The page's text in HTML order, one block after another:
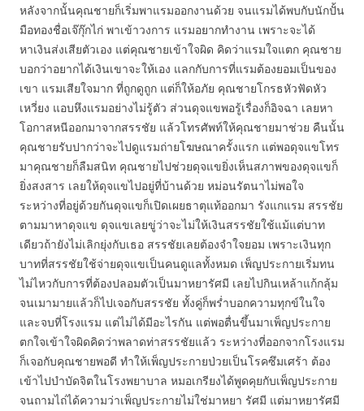
หลังจากนั้นคุณชายก็เริ่มพาแรมออกงานด้วย จนแรมได้พบกับนักปั้น
มือทองชื่อเจ๊กุ๊กไก่ พาเข้าวงการ แรมอยากทำงาน เพราะจะได้
หาเงินส่งเสียตัวเอง แต่คุณชายเข้าใจผิด คิดว่าแรมใจแตก คุณชาย
บอกว่าอยากได้เงินเขาจะให้เอง แลกกับการที่แรมต้องยอมเป็นของ
เขา แรมเสียใจมาก ที่ถูกดูถูก แต่ก็ให้อภัย คุณชายโกรธหัวฟัดหัว
เหวี่ยง แอบหึงแรมอย่างไม่รู้ตัว ส่วนดุจแขพอรู้เรื่องก็อิจฉา เลยหา
โอกาสหนีออกมาจากสรรชัย แล้วโทรศัพท์ให้คุณชายมาช่วย คืนนั้น
คุณชายรับปากว่าจะไปดูแรมถ่ายโฆษณาครั้งแรก แต่พอดุจแขโทร
มาคุณชายก็ลืมสนิท คุณชายไปช่วยดุจแขยิ่งเห็นสภาพของดุจแขก็
ยิ่งสงสาร เลยให้ดุจแขไปอยู่ที่บ้านด้วย หม่อนรัตนาไม่พอใจ
ระหว่างที่อยู่ด้วยกันดุจแขก็เปิดเผยธาตุแท้ออกมา รังแกแรม สรรชัย
ตามมาหาดุจแข ดุจแขเลยขู่ว่าจะไม่ให้เงินสรรชัยใช้แม้แต่บาท
เดียวถ้ายังไม่เลิกยุ่งกับเธอ สรรชัยเลยต้องจำใจยอม เพราะเงินทุก
บาทที่สรรชัยใช้จ่ายดุจแขเป็นคนดูแลทั้งหมด เพ็ญประกายเริ่มทน
ไม่ไหวกับการที่ต้องปลอมตัวเป็นมาหยารัศมี เลยไปกินเหล้าแก้กลุ้ม
จนเมามายแล้วก็ไปเจอกับสรรชัย ทั้งคู่ก็พร่ำบอกความทุกข์ในใจ
และจบที่โรงแรม แต่ไม่ได้มีอะไรกัน แต่พอตื่นขึ้นมาเพ็ญประกาย
ตกใจเข้าใจผิดคิดว่าพลาดท่าสรรชัยแล้ว ระหว่างที่ออกจากโรงแรม
ก็เจอกับคุณชายพอดี ทำให้เพ็ญประกายป่วยเป็นโรคซึมเศร้า ต้อง
เข้าไปบำบัดจิตในโรงพยาบาล หมอเกรียงได้พูดคุยกับเพ็ญประกาย
จนถามไถ่ได้ความว่าเพ็ญประกายไม่ใช่มาหยา รัศมี แต่มาหยารัศมี